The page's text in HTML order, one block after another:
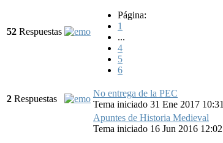
52 Respuestas
Página:
1
...
4
5
6
2 Respuestas
No entrega de la PEC
Tema iniciado 31 Ene 2017 10:31
Apuntes de Historia Medieval
Tema iniciado 16 Jun 2016 12:02